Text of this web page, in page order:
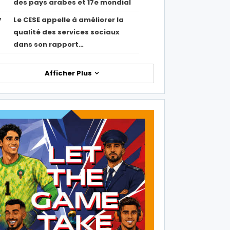
des pays arabes et 17e mondial
Le CESE appelle à améliorer la
qualité des services sociaux
dans son rapport…
Afficher Plus